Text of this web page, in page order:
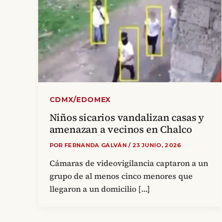
CDMX/EDOMEX
Niños sicarios vandalizan casas y
amenazan a vecinos en Chalco
POR FERNANDA GALVÁN/ 23 JUNIO, 2026
Cámaras de videovigilancia captaron a un
grupo de al menos cinco menores que
llegaron a un domicilio […]